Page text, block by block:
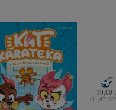
10,00
(11,47